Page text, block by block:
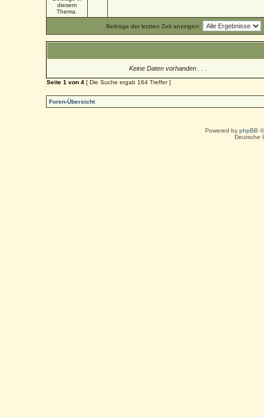
Beiträge der letzten Zeit anzeigen:
Keine Daten vorhanden . . .
Seite1 von4 [ Die Suche ergab 164 Treffer ]
Foren-Übersicht
Powered by phpBB
Deutsche